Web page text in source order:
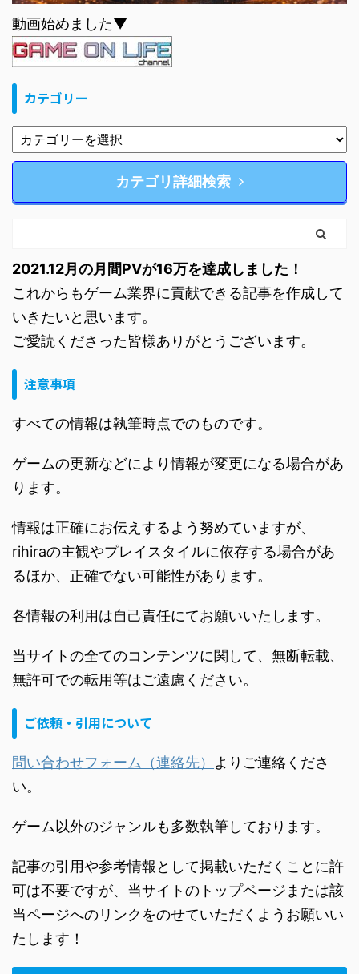
動画始めました▼
カテゴリー
カテゴリ詳細検索
2021.12月の月間PVが16万を達成しました！
これからもゲーム業界に貢献できる記事を作成して
いきたいと思います。
ご愛読くださった皆様ありがとうございます。
注意事項
すべての情報は執筆時点でのものです。
ゲームの更新などにより情報が変更になる場合があ
ります。
情報は正確にお伝えするよう努めていますが、
rihiraの主観やプレイスタイルに依存する場合があ
るほか、正確でない可能性があります。
各情報の利用は自己責任にてお願いいたします。
当サイトの全てのコンテンツに関して、無断転載、
無許可での転用等はご遠慮ください。
ご依頼・引用について
問い合わせフォーム（連絡先） よりご連絡くださ
い。
ゲーム以外のジャンルも多数執筆しております。
記事の引用や参考情報として掲載いただくことに許
可は不要ですが、当サイトのトップページまたは該
当ページへのリンクをのせていただくようお願いい
たします！